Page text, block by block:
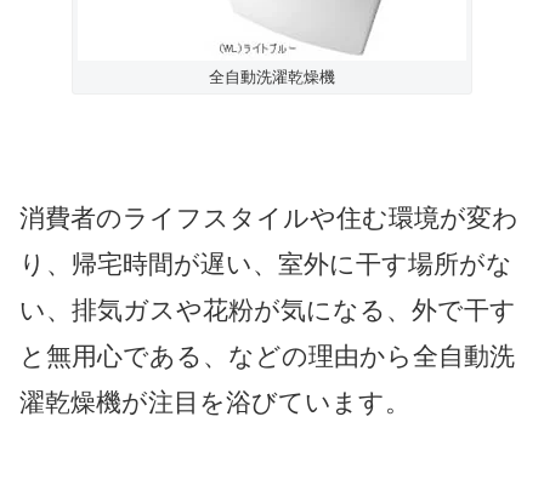
全自動洗濯乾燥機
消費者のライフスタイルや住む環境が変わ
り、帰宅時間が遅い、室外に干す場所がな
い、排気ガスや花粉が気になる、外で干す
と無用心である、などの理由から全自動洗
濯乾燥機が注目を浴びています。